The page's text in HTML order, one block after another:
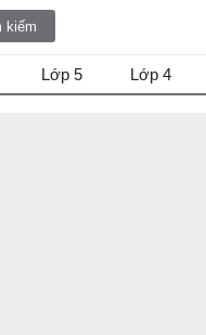
Lớp 5 Lớp 4